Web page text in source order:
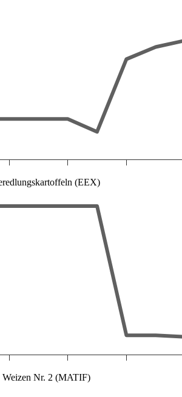
(EEX)
Weizen Nr. 2 (MATIF)